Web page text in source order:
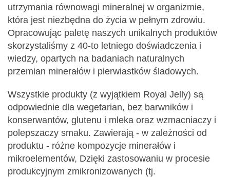
utrzymania równowagi mineralnej w organizmie,
która jest niezbędna do życia w pełnym zdrowiu.
Opracowując paletę naszych unikalnych produktów
skorzystaliśmy z 40-to letniego doświadczenia i
wiedzy, opartych na badaniach naturalnych
przemian minerałów i pierwiastków śladowych.
Wszystkie produkty (z wyjątkiem Royal Jelly) są
odpowiednie dla wegetarian, bez barwników i
konserwantów, glutenu i mleka oraz wzmacniaczy i
polepszaczy smaku. Zawierają - w zależności od
produktu - różne kompozycje minerałów i
mikroelementów, Dzięki zastosowaniu w procesie
produkcyjnym zmikronizowanych (tj.